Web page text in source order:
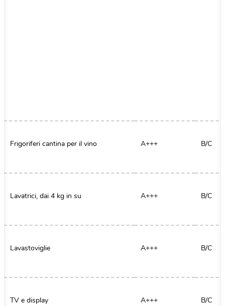
Frigoriferi cantina per il vino A+++ B/C
Lavatrici, dai 4 kg in su A+++ B/C
Lavastoviglie A+++ B/C
TV e display A+++ B/C